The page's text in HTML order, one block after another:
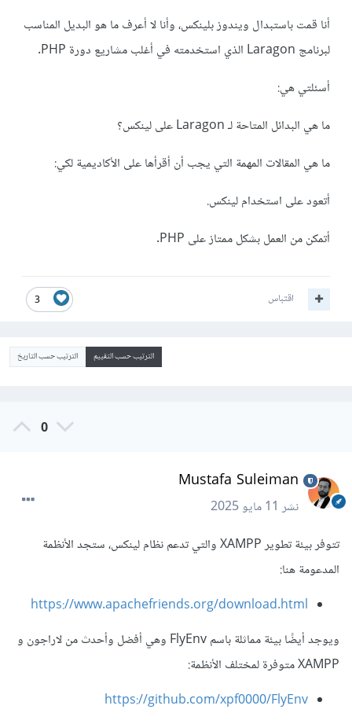
أنا قمت باستبدال ويندوز بلينكس، وأنا لا أعرف ما هو البديل المناسب
لبرنامج Laragon الذي استخدمته في أغلب مشاريع دورة PHP.
أسئلتي هي:
ما هي البدائل المتاحة لـ Laragon على لينكس؟
ما هي المقالات المهمة التي يجب أن أقرأها على الأكاديمية لكي:
أتعود على استخدام لينكس.
أتمكن من العمل بشكل ممتاز على PHP.
3 اقتباس
الترتيب حسب التقييم الترتيب حسب التاريخ
0
Mustafa Suleiman
نشر11 مايو 2025
تتوفر بيئة تطوير XAMPP والتي تدعم نظام لينكس، ستجد الأنظمة
المدعومة هنا:
https://www.apachefriends.org/download.html
ويوجد أيضًا بيئة مماثلة باسم FlyEnv وهي أفضل وأحدث من لاراجون و
XAMPP متوفرة لمختلف الأنظمة:
https://github.com/xpf0000/FlyEnv